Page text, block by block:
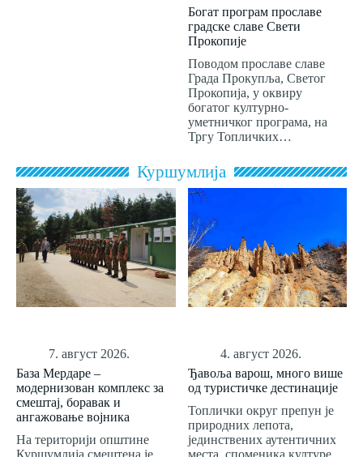
Богат програм прославе
градске славе Свети
Прокопије
Поводом прославе славе
Града Прокупља, Светог
Прокопија, у оквиру
богатог културно-
уметничког програма, на
Тргу Топличких…
Куршумлија
7. август 2026.
База Мердаре –
модернизован комплекс за
смештај, боравак и
ангажовање војника
На територији општине
4. август 2026.
Ђавоља варош, много више
од туристичке дестинације
Топлички округ препун је
природних лепота,
јединствених аутентичних